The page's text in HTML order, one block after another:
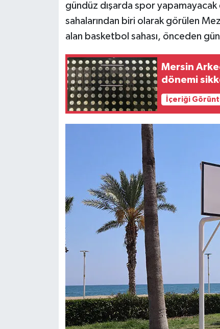
gündüz dışarda spor
sahalarından biri olarak görülen
alan basketbol sahası, önceden
Mersin
dönemi
İçeriği